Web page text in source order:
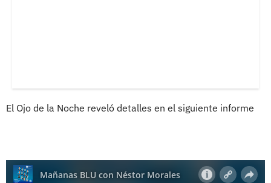
El Ojo de la Noche reveló detalles en el siguiente informe